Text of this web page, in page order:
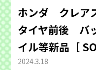
ホンダ クレア
タイヤ前後
イル等新品［
2024.3.18